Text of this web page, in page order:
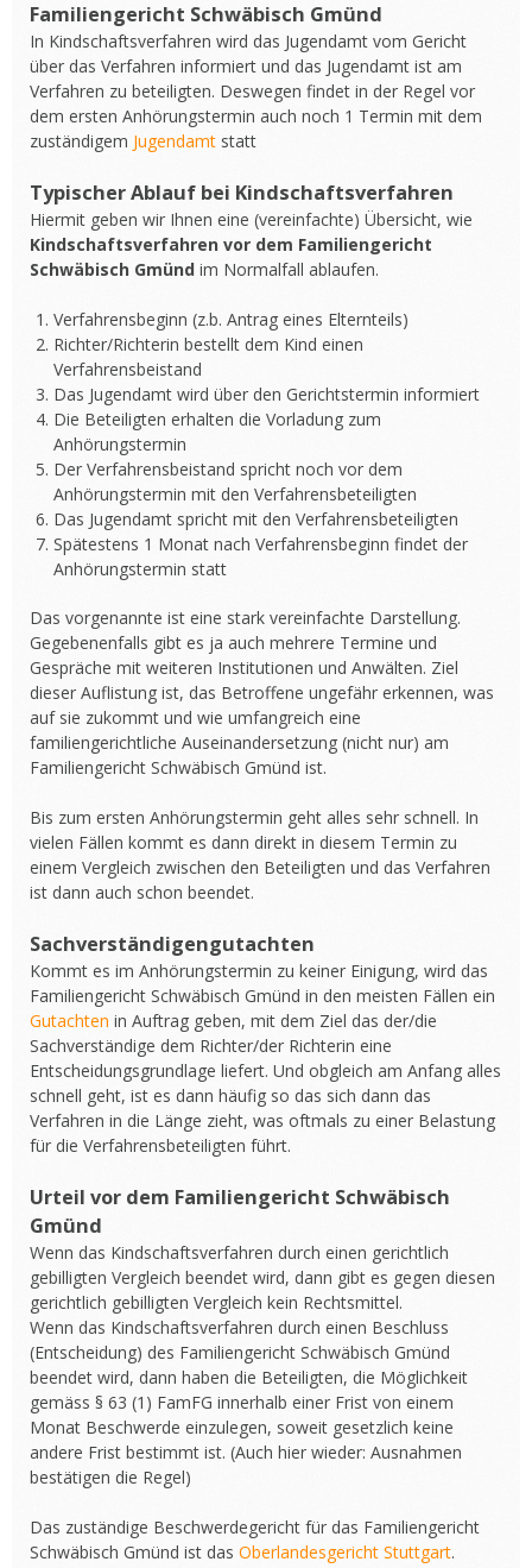
Familiengericht Schwäbisch Gmünd
In Kindschaftsverfahren wird das Jugendamt vom Gericht
über das Verfahren informiert und das Jugendamt ist am
Verfahren zu beteiligten. Deswegen findet in der Regel vor
dem ersten Anhörungstermin auch noch 1 Termin mit dem
zuständigem Jugendamt statt
Typischer Ablauf bei Kindschaftsverfahren
Hiermit geben wir Ihnen eine (vereinfachte) Übersicht, wie
Kindschaftsverfahren vor dem Familiengericht
Schwäbisch Gmünd im Normalfall ablaufen.
Verfahrensbeginn (z.b. Antrag eines Elternteils)
Richter/Richterin bestellt dem Kind einen
Verfahrensbeistand
Das Jugendamt wird über den Gerichtstermin informiert
Die Beteiligten erhalten die Vorladung zum
Anhörungstermin
Der Verfahrensbeistand spricht noch vor dem
Anhörungstermin mit den Verfahrensbeteiligten
Das Jugendamt spricht mit den Verfahrensbeteiligten
Spätestens 1 Monat nach Verfahrensbeginn findet der
Anhörungstermin statt
Das vorgenannte ist eine stark vereinfachte Darstellung.
Gegebenenfalls gibt es ja auch mehrere Termine und
Gespräche mit weiteren Institutionen und Anwälten. Ziel
dieser Auflistung ist, das Betroffene ungefähr erkennen, was
auf sie zukommt und wie umfangreich eine
familiengerichtliche Auseinandersetzung (nicht nur) am
Familiengericht Schwäbisch Gmünd ist.
Bis zum ersten Anhörungstermin geht alles sehr schnell. In
vielen Fällen kommt es dann direkt in diesem Termin zu
einem Vergleich zwischen den Beteiligten und das Verfahren
ist dann auch schon beendet.
Sachverständigengutachten
Kommt es im Anhörungstermin zu keiner Einigung, wird das
Familiengericht Schwäbisch Gmünd in den meisten Fällen ein
Gutachten in Auftrag geben, mit dem Ziel das der/die
Sachverständige dem Richter/der Richterin eine
Entscheidungsgrundlage liefert. Und obgleich am Anfang alles
schnell geht, ist es dann häufig so das sich dann das
Verfahren in die Länge zieht, was oftmals zu einer Belastung
für die Verfahrensbeteiligten führt.
Urteil vor dem Familiengericht Schwäbisch
Gmünd
Wenn das Kindschaftsverfahren durch einen gerichtlich
gebilligten Vergleich beendet wird, dann gibt es gegen diesen
gerichtlich gebilligten Vergleich kein Rechtsmittel.
Wenn das Kindschaftsverfahren durch einen Beschluss
(Entscheidung) des Familiengericht Schwäbisch Gmünd
beendet wird, dann haben die Beteiligten, die Möglichkeit
gemäss § 63 (1) FamFG innerhalb einer Frist von einem
Monat Beschwerde einzulegen, soweit gesetzlich keine
andere Frist bestimmt ist. (Auch hier wieder: Ausnahmen
bestätigen die Regel)
Das zuständige Beschwerdegericht für das Familiengericht
Schwäbisch Gmünd ist das Oberlandesgericht Stuttgart.